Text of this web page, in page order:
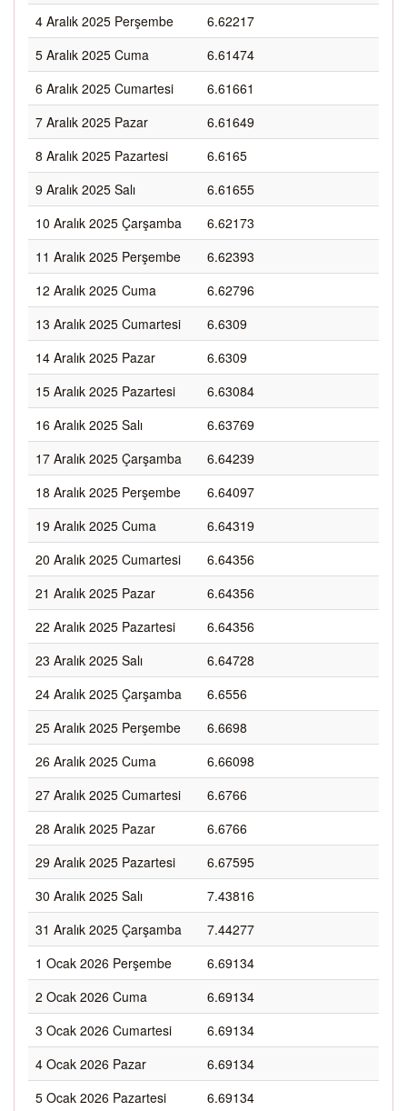
4 Aralık 2025 Perşembe
6.62217
5 Aralık 2025 Cuma
6.61474
6 Aralık 2025 Cumartesi
6.61661
7 Aralık 2025 Pazar
6.61649
8 Aralık 2025 Pazartesi
6.6165
9 Aralık 2025 Salı
6.61655
10 Aralık 2025 Çarşamba
6.62173
11 Aralık 2025 Perşembe
6.62393
12 Aralık 2025 Cuma
6.62796
13 Aralık 2025 Cumartesi
6.6309
14 Aralık 2025 Pazar
6.6309
15 Aralık 2025 Pazartesi
6.63084
16 Aralık 2025 Salı
6.63769
17 Aralık 2025 Çarşamba
6.64239
18 Aralık 2025 Perşembe
6.64097
19 Aralık 2025 Cuma
6.64319
20 Aralık 2025 Cumartesi
6.64356
21 Aralık 2025 Pazar
6.64356
22 Aralık 2025 Pazartesi
6.64356
23 Aralık 2025 Salı
6.64728
24 Aralık 2025 Çarşamba
6.6556
25 Aralık 2025 Perşembe
6.6698
26 Aralık 2025 Cuma
6.66098
27 Aralık 2025 Cumartesi
6.6766
28 Aralık 2025 Pazar
6.6766
29 Aralık 2025 Pazartesi
6.67595
30 Aralık 2025 Salı
7.43816
31 Aralık 2025 Çarşamba
7.44277
1 Ocak 2026 Perşembe
6.69134
2 Ocak 2026 Cuma
6.69134
3 Ocak 2026 Cumartesi
6.69134
4 Ocak 2026 Pazar
6.69134
5 Ocak 2026 Pazartesi
6.69134